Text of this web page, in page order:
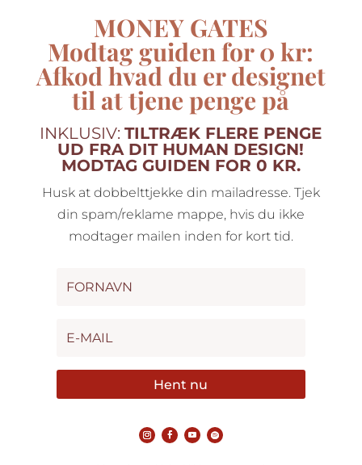
MONEY GATES
Modtag guidenfor 0 kr:
Afkod hvad du er designet
til at tjene penge på
INKLUSIV:TILTRÆK FLERE PENGE
UD FRA DIT HUMAN DESIGN!
MODTAG GUIDEN FOR 0 KR.
Husk at dobbelttjekke din mailadresse. Tjek
din spam/reklame mappe, hvis du ikke
modtager mailen inden for kort tid.
Hent nu